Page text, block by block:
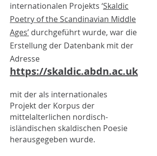
internationalen Projekts ‘Skaldic
Poetry of the Scandinavian Middle
Ages’ durchgeführt wurde, war die
Erstellung der Datenbank mit der
Adresse
https://skaldic.abdn.ac.uk
mit der als internationales
Projekt der Korpus der
mittelalterlichen nordisch-
isländischen skaldischen Poesie
herausgegeben wurde.